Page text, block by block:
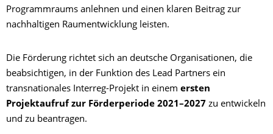
Programmraums anlehnen und einen klaren Beitrag zur
nachhaltigen Raumentwicklung leisten.
Die Förderung richtet sich an deutsche Organisationen, die
beabsichtigen, in der Funktion des Lead Partners ein
transnationales Interreg-Projekt in einem ersten
Projektaufruf zur Förderperiode 2021–2027 zu entwickeln
und zu beantragen.